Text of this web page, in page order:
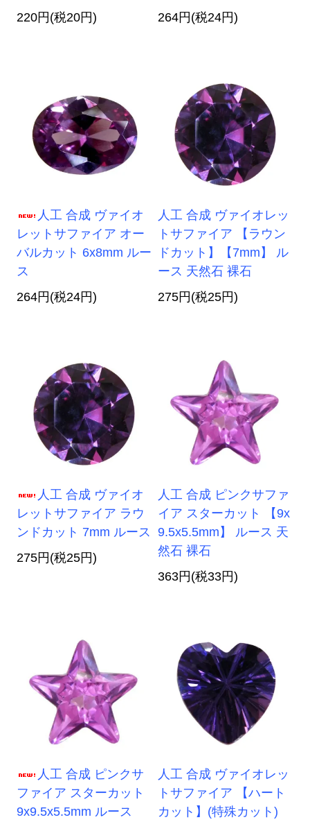
220円(税20円)
264円(税24円)
人工 合成 ヴァイオ
レットサファイア オー
バルカット 6x8mm ルー
ス
264円(税24円)
人工 合成 ヴァイオレッ
トサファイア 【ラウン
ドカット】【7mm】 ル
ース 天然石 裸石
275円(税25円)
人工 合成 ヴァイオ
レットサファイア ラウ
ンドカット 7mm ルース
275円(税25円)
人工 合成 ピンクサファ
イア スターカット 【9x
9.5x5.5mm】 ルース 天
然石 裸石
363円(税33円)
人工 合成 ピンクサ
ファイア スターカット
9x9.5x5.5mm ルース
人工 合成 ヴァイオレッ
トサファイア 【ハート
カット】(特殊カット)